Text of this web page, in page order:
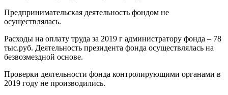
Предпринимательская деятельность фондом не
осуществлялась.
Расходы на оплату труда за 2019 г администратору фонда – 78
тыс.руб. Деятельность президента фонда осуществлялась на
безвозмездной основе.
Проверки деятельности фонда контролирующими органами в
2019 году не производились.